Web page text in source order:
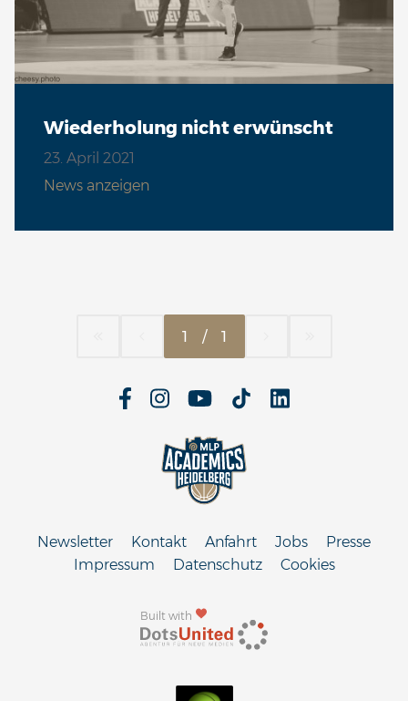
Wiederholung nicht erwünscht
23. April 2021
News anzeigen
1 / 1
Built with
Newsletter Kontakt Anfahrt Jobs
Presse
Impressum
Datenschutz Cookies